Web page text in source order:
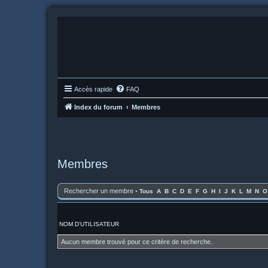
Accès rapide FAQ
Index du forum Membres
Membres
Rechercher un membre • Tous A B C D E F G H I J K L M N O
NOM D’UTILISATEUR
Aucun membre trouvé pour ce critère de recherche.